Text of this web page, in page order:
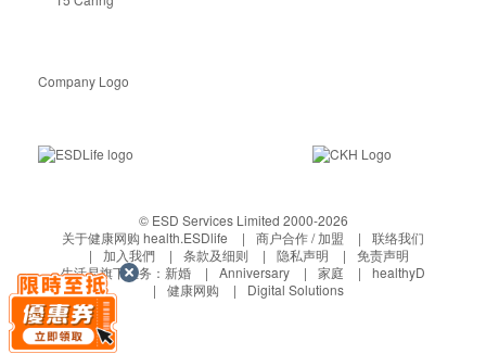
© ESD Services Limited 2000-2026
关于健康网购 health.ESDlife
商户合作 / 加盟
联络我们
加入我們
条款及细则 隐私声明
免责声明
生活易旗下业务： 新婚 Anniversary 家庭
healthyD
健康网购
Digital Solutions